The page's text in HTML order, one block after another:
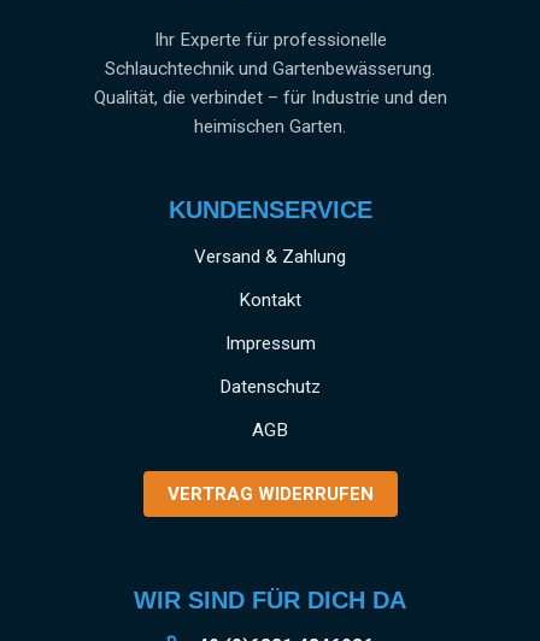
Ihr Experte für professionelle
Schlauchtechnik und Gartenbewässerung.
Qualität, die verbindet – für Industrie und den
heimischen Garten.
KUNDENSERVICE
Versand & Zahlung
Kontakt
Impressum
Datenschutz
AGB
VERTRAG WIDERRUFEN
WIR SIND FÜR DICH DA